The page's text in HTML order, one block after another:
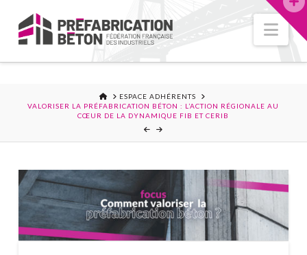
ACCUEIL
ESPACE ADHÉRENTS
VALORISER LA PRÉFABRICATION BÉTON : L’ACTION RÉGIONALE AU
CŒUR DE LA DYNAMIQUE FIB ET CERIB